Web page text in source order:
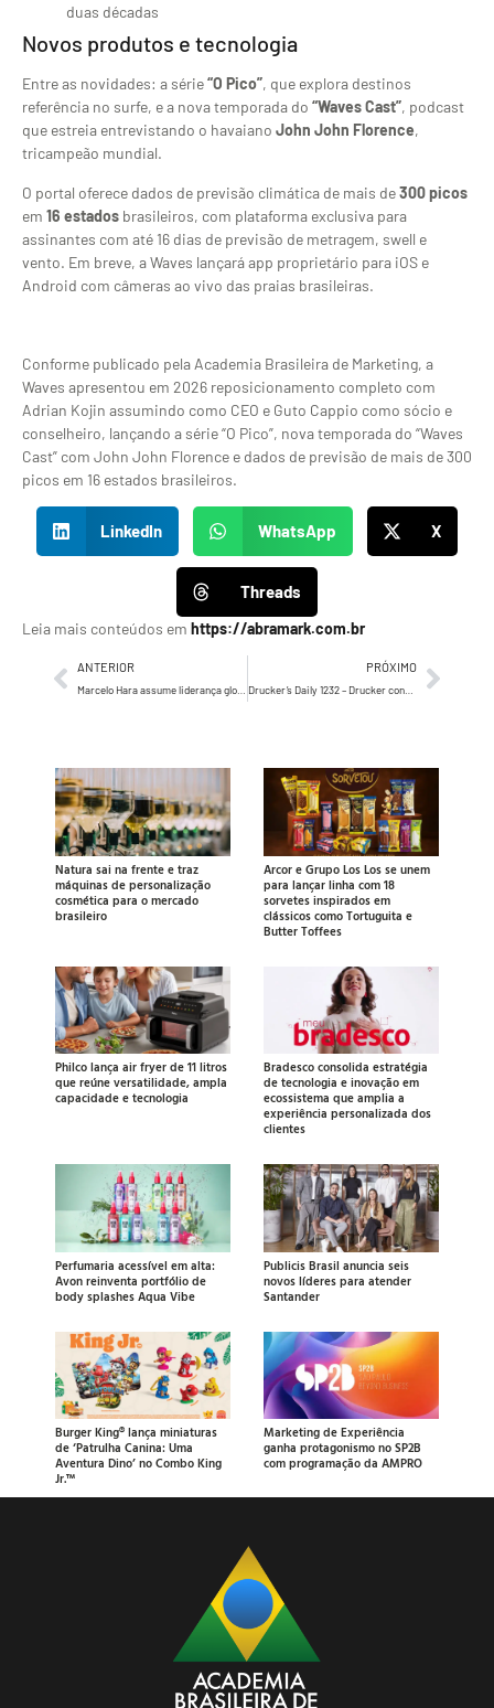
duas décadas
Novos produtos e tecnologia
Entre as novidades: a série“O Pico”, que explora destinos
referência no surfe, e a nova temporada do “Waves Cast”, podcast
que estreia entrevistando o havaiano John John Florence,
tricampeão mundial.
O portal oferece dados de previsão climática de mais de300 picos
em 16 estados brasileiros, com plataforma exclusiva para
assinantes com até 16 dias de previsão de metragem, swell e
vento. Em breve, a Waves lançará app proprietário para iOS e
Android com câmeras ao vivo das praias brasileiras.
Conforme publicado pela Academia Brasileira de Marketing, a
Waves apresentou em 2026 reposicionamento completo com
Adrian Kojin assumindo como CEO e Guto Cappio como sócio e
conselheiro, lançando a série “O Pico”, nova temporada do “Waves
Cast” com John John Florence e dados de previsão de mais de 300
picos em 16 estados brasileiros.
LinkedIn WhatsApp X
Threads
Leia mais conteúdos em https://abramark.com.br
ANTERIOR PRÓXIMO
Drucker’s Daily 1232 – Drucker conta e comenta sobre o dia em que HENRY FORD jogou os salários…
Natura sai na frente e traz
máquinas de personalização
cosmética para o mercado
brasileiro
Arcor e Grupo Los Los se unem
para lançar linha com 18
sorvetes inspirados em
clássicos como Tortuguita e
Butter Toffees
Philco lança air fryer de 11 litros
que reúne versatilidade, ampla
capacidade e tecnologia
Bradesco consolida estratégia
de tecnologia e inovação em
ecossistema que amplia a
experiência personalizada dos
clientes
Perfumaria acessível em alta:
Avon reinventa portfólio de
body splashes Aqua Vibe
Publicis Brasil anuncia seis
novos líderes para atender
Santander
Burger King® lança miniaturas
de ‘Patrulha Canina: Uma
Aventura Dino’ no Combo King
Jr.™
Marketing de Experiência
ganha protagonismo no SP2B
com programação da AMPRO